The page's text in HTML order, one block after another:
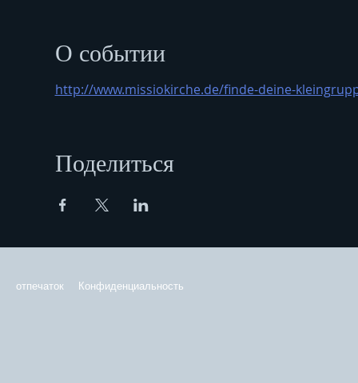
О событии
http://www.missiokirche.de/finde-deine-
Поделиться
отпечаток Конфиденциальность